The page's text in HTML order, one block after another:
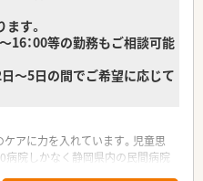
す。
～16：00等の勤務もご相談可能
～5日の間でご希望に応じて
アに力を入れています。児童思
病院しかなく静岡県内の民間病院